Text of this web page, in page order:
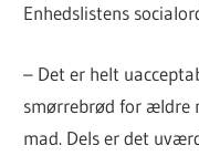
Enhedslistens
– Det er helt
smørrebrød for ældre
mad. Dels er det